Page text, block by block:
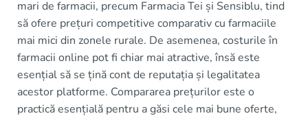
mari de farmacii, precum Farmacia Tei și Sensiblu, tind
să ofere prețuri competitive comparativ cu farmaciile
mai mici din zonele rurale. De asemenea, costurile în
farmacii online pot fi chiar mai atractive, însă este
esențial să se țină cont de reputația și legalitatea
acestor platforme. Compararea prețurilor este o
practică esențială pentru a găsi cele mai bune oferte,